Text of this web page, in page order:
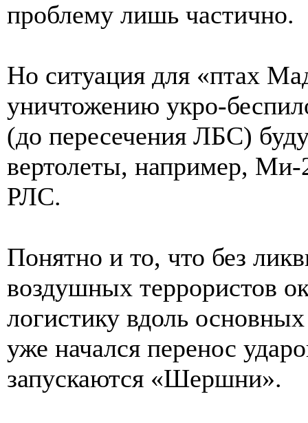
проблему лишь частично.
Но ситуация для «птах
уничтожению укро-
(до пересечения ЛБС)
вертолеты, например,
РЛС.
Понятно и то, что без
воздушных террористов
логистику вдоль
уже начался перенос
запускаются «Шершни».